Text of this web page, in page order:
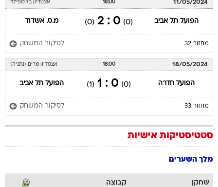
11/05/2024
18:00 אצטדיון בלומפילד
הפועל תל אביב (0)
0 : 2
(0) מ.ס. אשדוד
מחזור 32 לסיקור המשחק
18/05/2024
18:00 אצטדיון מרים (נתניה)
הפועל חדרה (0)
0 : 1
(1) הפועל תל אביב
מחזור 33 לסיקור המשחק
סטטיסטיקות אישיות
מלך השערים
שחקן קבוצה